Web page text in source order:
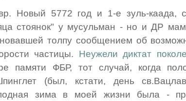
Новый 5772 год и 1-е зуль-каада,
стоянок" у мусульман - но и ДР
толпу сообщением об
частицы. Неужели диктат
памяти ФБР, тот случай, когда
(был, кстати, день
зима в моей жизни была -